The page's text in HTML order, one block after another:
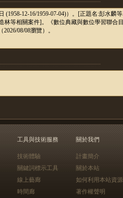
工具與技術服務
技術體驗
關鍵詞標示工具
線上藝廊
時間廊
關於我們
計畫簡介
關於本站
如何利用本站資源
著作權聲明